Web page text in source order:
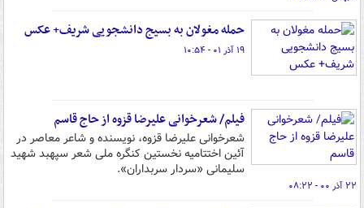
حمله مغولان به بسیج دانشجویی شریف+ عکس
۱۹ آذر ۰۱ - ۱۰:۵۴
فیلم/ شعرخوانی علیرضا قزوه از حاج قاسم
شعرخوانی علیرضا قزوه، نویسنده و شاعر معاصر در
آئین اختتامیه نخستین کنگره ملی شعر سپهبد شهید
سلیمانی «سردار سربداران».
۲۲ آذر ۰۰ - ۰۸:۲۲